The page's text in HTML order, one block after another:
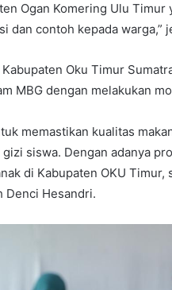
Ogan Komering Ulu
dan contoh kepada warga,”
Kabupaten Oku Timur
MBG dengan melakukan
memastikan kualitas
siswa. Dengan adanya
di Kabupaten OKU
Denci Hesandri.